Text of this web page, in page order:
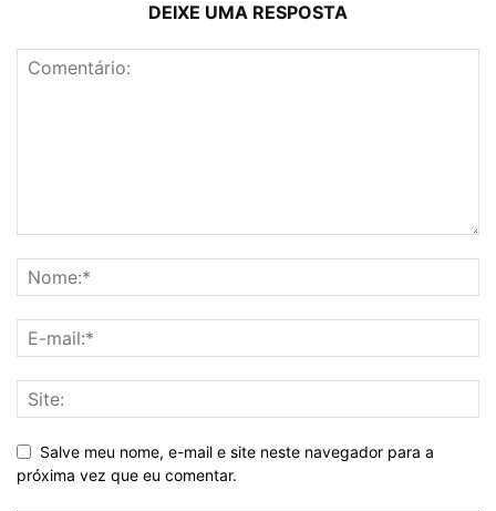
DEIXE UMA RESPOSTA
Salve meu nome, e-mail e site neste navegador para a
próxima vez que eu comentar.